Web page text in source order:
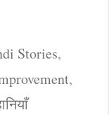
Stories,
,